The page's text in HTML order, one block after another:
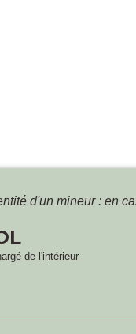
d'un mineur : en
de l'intérieur